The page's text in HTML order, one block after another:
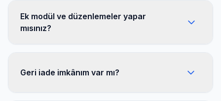
Ek modül ve düzenlemeler yapar
mısınız?
Geri iade imkânım var mı?